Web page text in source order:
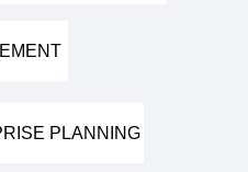
PLANNING